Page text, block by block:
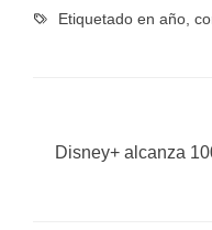
Etiquetado en año,
Disney+ alcanza